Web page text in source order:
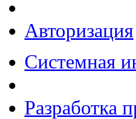
Авторизация
Системная
Разработка